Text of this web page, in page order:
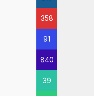
358
91
840
39